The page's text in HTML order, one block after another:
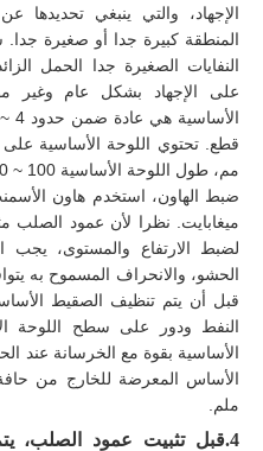
الإجهاد، والتي ينبغي
المنطقة كبيرة جدا أو صغيرة
النفايات الصغيرة جدا الحمل
على الإجهاد بشكل عام وغير
ميغابايت. نظرا لأن عمود
لضبط الارتفاع والمستوى، يجب
الحشو، والانحراف المسموح به
قبل أن يتم تنظيف الصقيط
النفط ودور على سطح اللوحة
الأساسية بقوة مع الخرسانة عند
ملم.
4. قبل تثبيت عمود الصلب،